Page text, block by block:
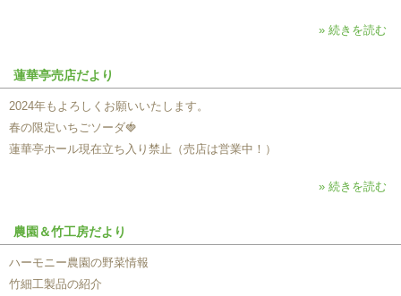
» 続きを読む
蓮華亭売店だより
2024年もよろしくお願いいたします。
春の限定いちごソーダ🍓
蓮華亭ホール現在立ち入り禁止（売店は営業中！）
» 続きを読む
農園＆竹工房だより
ハーモニー農園の野菜情報
竹細工製品の紹介